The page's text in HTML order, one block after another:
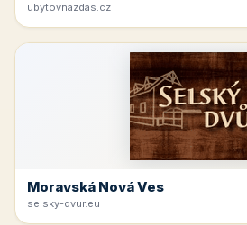
ubytovnazdas.cz
Moravská Nová Ves
selsky-dvur.eu